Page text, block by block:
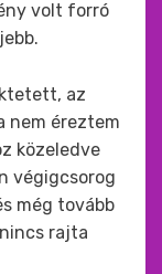
volt forró
az
nem éreztem
közeledve
végigcsorog
még tovább
rajta